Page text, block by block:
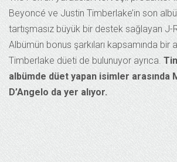
Beyoncé ve Justin Timberlake’in son
tartışmasız büyük bir destek sağlayan J-
Albümün bonus şarkıları kapsamında bir
Timberlake düeti de bulunuyor ayrıca.
albümde düet yapan isimler arasında
D’Angelo da yer alıyor.